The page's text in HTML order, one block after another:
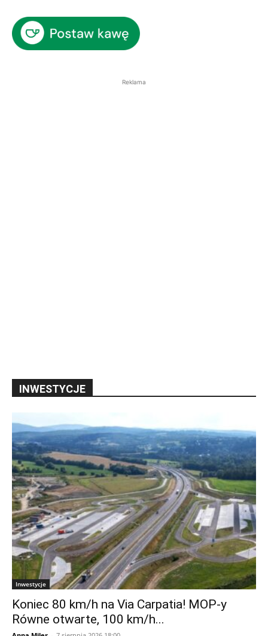
Reklama
INWESTYCJE
Inwestycje
Koniec 80 km/h na Via Carpatia! MOP-y
Równe otwarte, 100 km/h...